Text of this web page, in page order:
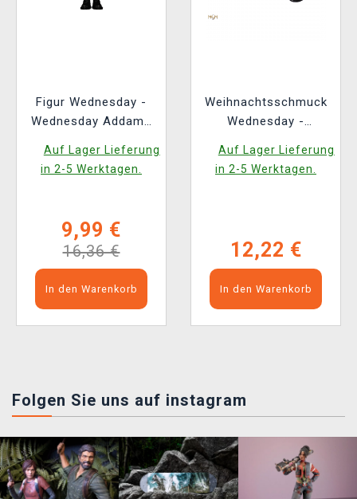
Figur Wednesday -
Wednesday Addams
Television 1815)
Auf Lager Lieferung
in 2-5 Werktagen.
9,99 €
16,36 €
In den Warenkorb
Weihnachtsschmuck
Wednesday -
(Socken im Inneren)
Auf Lager Lieferung
in 2-5 Werktagen.
12,22 €
In den Warenkorb
Folgen Sie uns auf instagram